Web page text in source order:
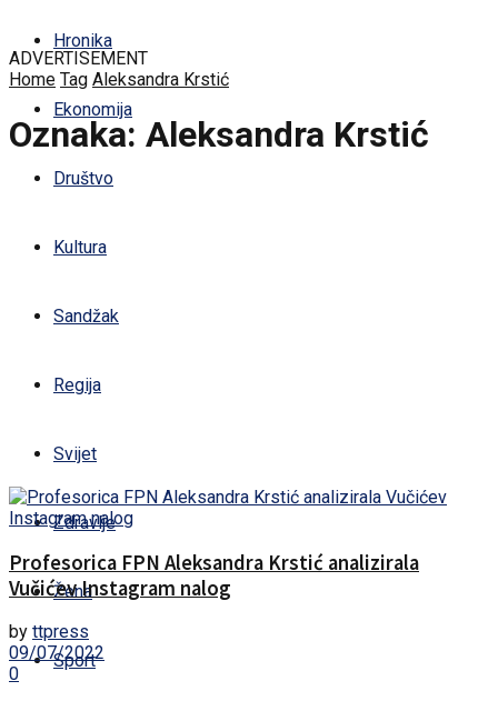
Hronika
Ekonomija
Društvo
Kultura
Sandžak
Regija
Svijet
Zdravlje
Žena
Sport
ADVERTISEMENT
Home Tag Aleksandra Krstić
Oznaka: Aleksandra Krstić
Profesorica FPN Aleksandra Krstić analizirala
Vučićev Instagram nalog
by ttpress
09/07/2022
0